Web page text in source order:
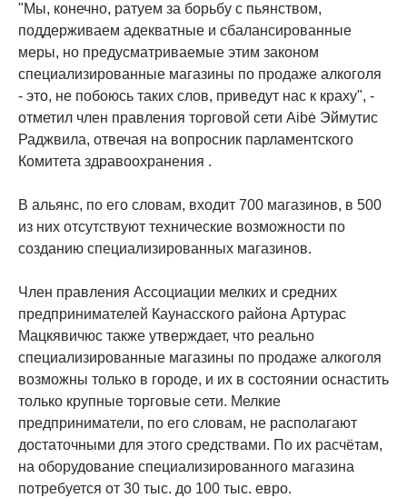
"Мы, конечно, ратуем за борьбу с пьянством,
поддерживаем адекватные и сбалансированные
меры, но предусматриваемые этим законом
специализированные магазины по продаже алкоголя
- это, не побоюсь таких слов, приведут нас к краху", -
отметил член правления торговой сети Aibė Эймутис
Раджвила, отвечая на вопросник парламентского
Комитета здравоохранения .
В альянс, по его словам, входит 700 магазинов, в 500
из них отсутствуют технические возможности по
созданию специализированных магазинов.
Член правления Ассоциации мелких и средних
предпринимателей Каунасского района Артурас
Мацкявичюс также утверждает, что реально
специализированные магазины по продаже алкоголя
возможны только в городе, и их в состоянии оснастить
только крупные торговые сети. Мелкие
предприниматели, по его словам, не располагают
достаточными для этого средствами. По их расчётам,
на оборудование специализированного магазина
потребуется от 30 тыс. до 100 тыс. евро.